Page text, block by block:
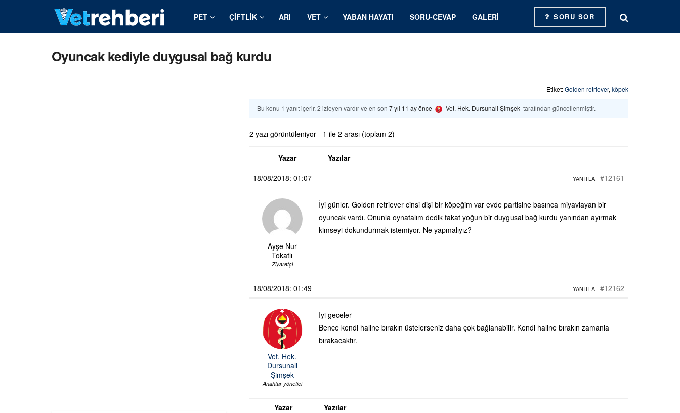
PET ÇIFTLIK ARI VET YABAN HAYATI SORU-CEVAP GALERI SORU SOR
Oyuncak kediyle duygusal bağ kurdu
Etiket:Golden retriever, köpek
Bu konu 1 yanıt içerir, 2 izleyen vardır ve en son 7 yıl 11 ay önce Vet. Hek. Dursunali Şimşek tarafından güncellenmiştir.
2 yazı görüntüleniyor - 1 ile 2 arası (toplam 2)
Yazar
Yazılar
18/08/2018: 01:07
#12161
YANITLA
Ayşe Nur
Tokatlı
Ziyaretçi
İyi günler. Golden retriever cinsi dişi bir köpeğim var evde partisine basınca miyavlayan bir
oyuncak vardı. Onunla oynatalım dedik fakat yoğun bir duygusal bağ kurdu yanından ayırmak
kimseyi dokundurmak istemiyor. Ne yapmalıyız?
18/08/2018: 01:49 #12162
YANITLA
Vet. Hek.
Dursunali
Şimşek
Anahtar yönetici
Iyi geceler
Bence kendi haline bırakın üstelerseniz daha çok bağlanabilir. Kendi haline bırakın zamanla
bırakacaktır.
Yazar Yazılar